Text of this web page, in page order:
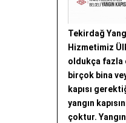
Tekirdağ
Hizmetimiz
oldukça fazla
birçok bina
kapısı
yangın
çoktur.